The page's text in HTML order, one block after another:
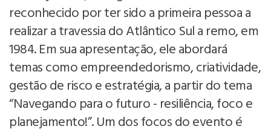
reconhecido por ter sido a primeira pessoa a
realizar a travessia do Atlântico Sul a remo, em
1984. Em sua apresentação, ele abordará
temas como empreendedorismo, criatividade,
gestão de risco e estratégia, a partir do tema
“Navegando para o futuro - resiliência, foco e
planejamento!”. Um dos focos do evento é